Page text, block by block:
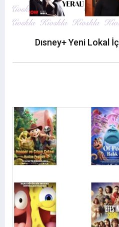
Dısney+ Yeni Lokal